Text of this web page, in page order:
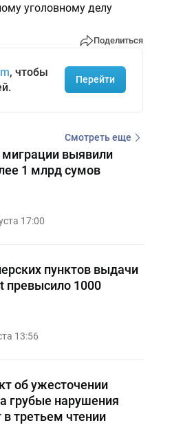
уголовному делу
Поделиться
, чтобы
Перейти
Смотреть еще
миграции выявили
1 млрд сумов
17:00
пунктов выдачи
превысило 1000
13:56
об ужесточении
грубые нарушения
третьем чтении